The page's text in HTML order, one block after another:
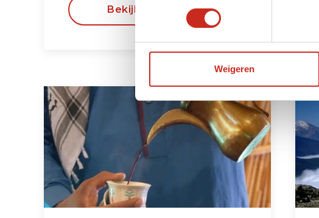
Weigeren
Bekijken